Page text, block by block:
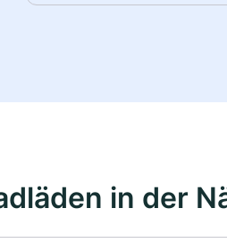
in der